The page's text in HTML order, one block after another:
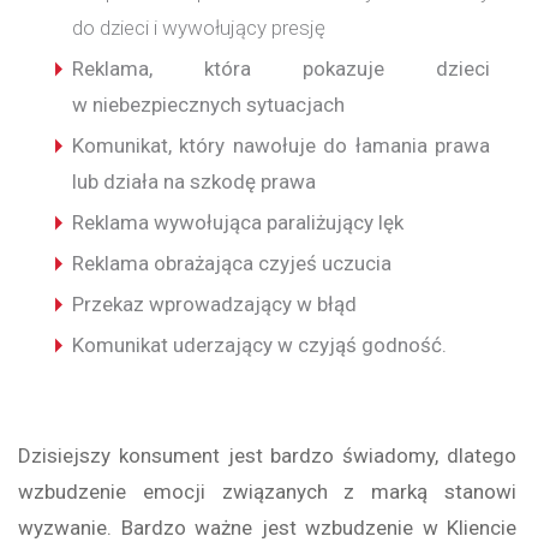
do dzieci i wywołujący presję
Reklama, która pokazuje dzieci
w niebezpiecznych sytuacjach
Komunikat, który nawołuje do łamania prawa
lub działa na szkodę prawa
Reklama wywołująca paraliżujący lęk
Reklama obrażająca czyjeś uczucia
Przekaz wprowadzający w błąd
Komunikat uderzający w czyjąś godność.
Dzisiejszy konsument jest bardzo świadomy, dlatego
wzbudzenie emocji związanych z marką stanowi
wyzwanie. Bardzo ważne jest wzbudzenie w Kliencie